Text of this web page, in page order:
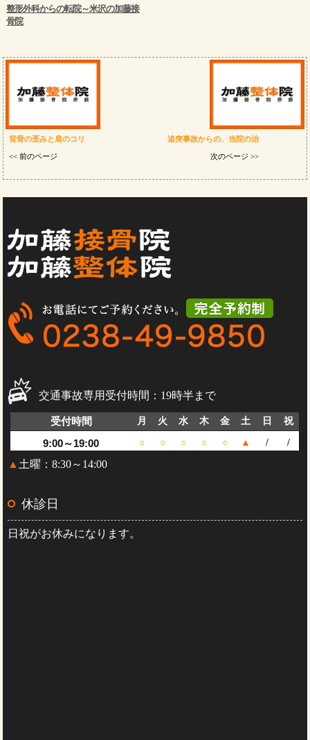
整形外科からの転院～米沢の加藤接
骨院
背骨の歪みと肩のコリ
<< 前のページ
追突事故からの、当院の治
次のページ >>
交通事故専用受付時間：19時半まで
受付時間 月 火 水 木 金 土 日 祝
9:00～19:00 ○ ○ ○ ○ ○ ▲ / /
▲ 土曜：8:30～14:00
休診日
日祝がお休みになります。